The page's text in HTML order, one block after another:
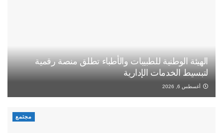
الهيئة الوطنية للطبيبات والأطباء تطلق منصة رقمية
لتبسيط الخدمات الإدارية
أغسطس 6, 2026
مجتمع